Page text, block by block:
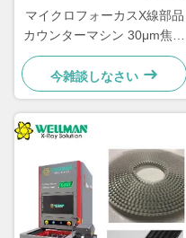
マイクロフォーカスX線部品
カウンターマシン 30μm焦点
スポット 80kV 17インチFPD
今雑談しなさい